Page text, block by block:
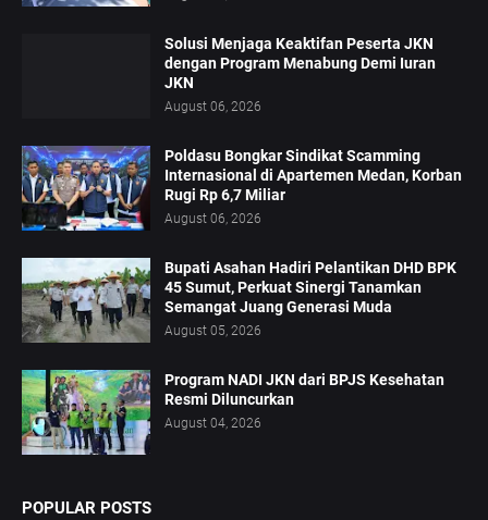
Solusi Menjaga Keaktifan Peserta JKN
dengan Program Menabung Demi Iuran
JKN
August 06, 2026
Poldasu Bongkar Sindikat Scamming
Internasional di Apartemen Medan, Korban
Rugi Rp 6,7 Miliar
August 06, 2026
Bupati Asahan Hadiri Pelantikan DHD BPK
45 Sumut, Perkuat Sinergi Tanamkan
Semangat Juang Generasi Muda
August 05, 2026
Program NADI JKN dari BPJS Kesehatan
Resmi Diluncurkan
August 04, 2026
POPULAR POSTS